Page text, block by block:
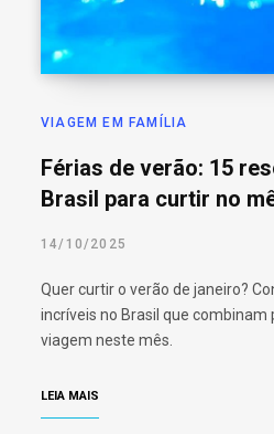
VIAGEM EM FAMÍLIA
Férias de verão: 15
Brasil para curtir no
14/10/2025
Quer curtir o verão de janeiro?
incríveis no Brasil que
viagem neste mês.
LEIA MAIS